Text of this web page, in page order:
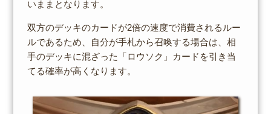
いままとなります。
双方のデッキのカードが2倍の速度で消費されるルー
ルであるため、自分が手札から召喚する場合は、相
手のデッキに混ざった「ロウソク」カードを引き当
てる確率が高くなります。